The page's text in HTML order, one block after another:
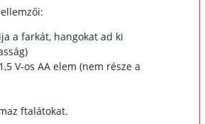
a farkát, hangokat ad ki
V-os AA elem (nem része a
ftalátokat.